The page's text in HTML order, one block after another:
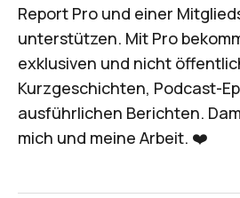
Report Pro und einer
unterstützen. Mit Pro
exklusiven und nicht
Kurzgeschichten, Podcast-
ausführlichen Berichten.
mich und meine Arbeit. ❤️